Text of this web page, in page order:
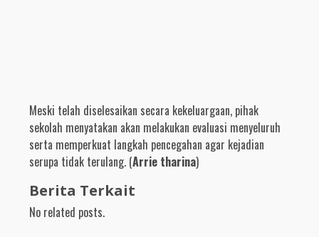
Meski telah diselesaikan secara kekeluargaan, pihak
sekolah menyatakan akan melakukan evaluasi menyeluruh
serta memperkuat langkah pencegahan agar kejadian
serupa tidak terulang. (Arrie tharina)
Berita Terkait
No related posts.